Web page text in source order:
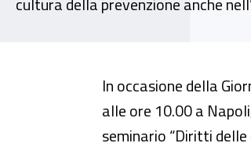
“Diritti delle
In occasione della
alle ore 10.00 a
seminario “Diritti